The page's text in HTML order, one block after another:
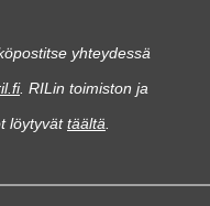
yhteydessä
. RILin toimiston ja
löytyvättäältä